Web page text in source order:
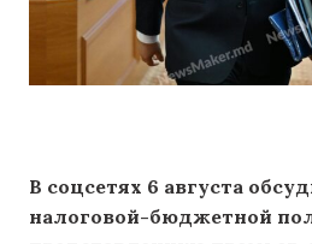
В соцсетях 6 августа
налоговой-бюджетной